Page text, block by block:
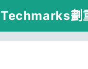
Techmarks劃